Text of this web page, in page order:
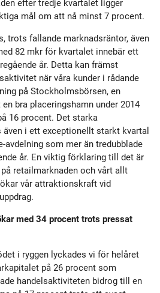
efter tredje kvartalet ligger
mål om att nå minst 7 procent.
trots fallande marknadsräntor, även
82 mkr för kvartalet innebär ett
år. Detta kan främst
när våra kunder i rådande
på Stockholmsbörsen, en
bra placeringshamn under 2014
16 procent. Det starka
i ett exceptionellt starkt kvartal
avdelning som mer än tredubblade
år. En viktig förklaring till det är
retailmarknaden och vårt allt
vår attraktionskraft vid
med 34 procent trots pressat
i ryggen lyckades vi för helåret
på 26 procent som
handelsaktiviteten bidrog till en